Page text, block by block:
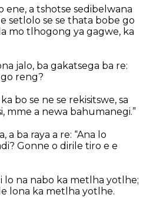
ene, a tshotse sedibelwana
setlolo se se thata bobe go
mo tlhogong ya gagwe, ka
jalo, ba gakatsega ba re:
go reng?
bo se ne se rekisitswe, sa
mme a newa bahumanegi.”
a ba raya a re: “Ana lo
Gonne o dirile tiro e e
lo na nabo ka metlha yotlhe;
lona ka metlha yotlhe.